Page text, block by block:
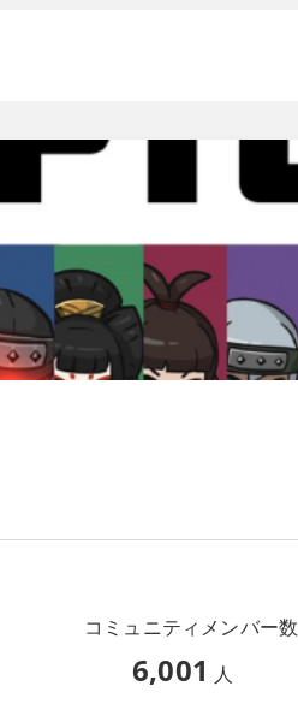
コミュニティメンバー数
6,001 人